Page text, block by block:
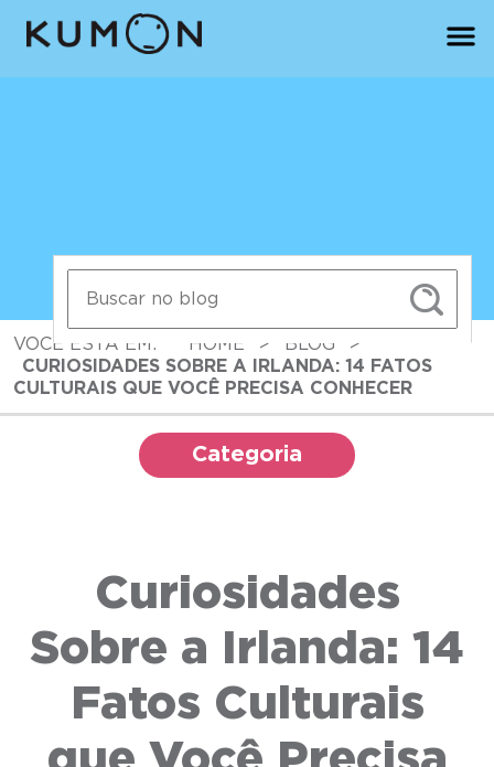
VOCÊ ESTÁ EM: HOME > BLOG
>
CURIOSIDADES SOBRE A IRLANDA: 14 FATOS
CULTURAIS QUE VOCÊ PRECISA CONHECER
Categoria
Curiosidades
Sobre a Irlanda: 14
Fatos Culturais